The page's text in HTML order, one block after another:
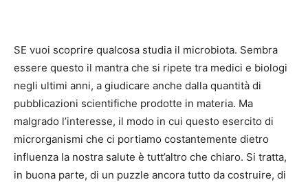
SE vuoi scoprire qualcosa studia il microbiota. Sembra
essere questo il mantra che si ripete tra medici e biologi
negli ultimi anni, a giudicare anche dalla quantità di
pubblicazioni scientifiche prodotte in materia. Ma
malgrado l’interesse, il modo in cui questo esercito di
microrganismi che ci portiamo costantemente dietro
influenza la nostra salute è tutt’altro che chiaro. Si tratta,
in buona parte, di un puzzle ancora tutto da costruire, di